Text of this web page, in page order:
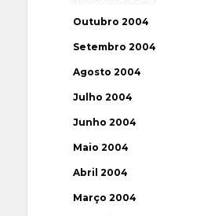
Outubro 2004
Setembro 2004
Agosto 2004
Julho 2004
Junho 2004
Maio 2004
Abril 2004
Março 2004